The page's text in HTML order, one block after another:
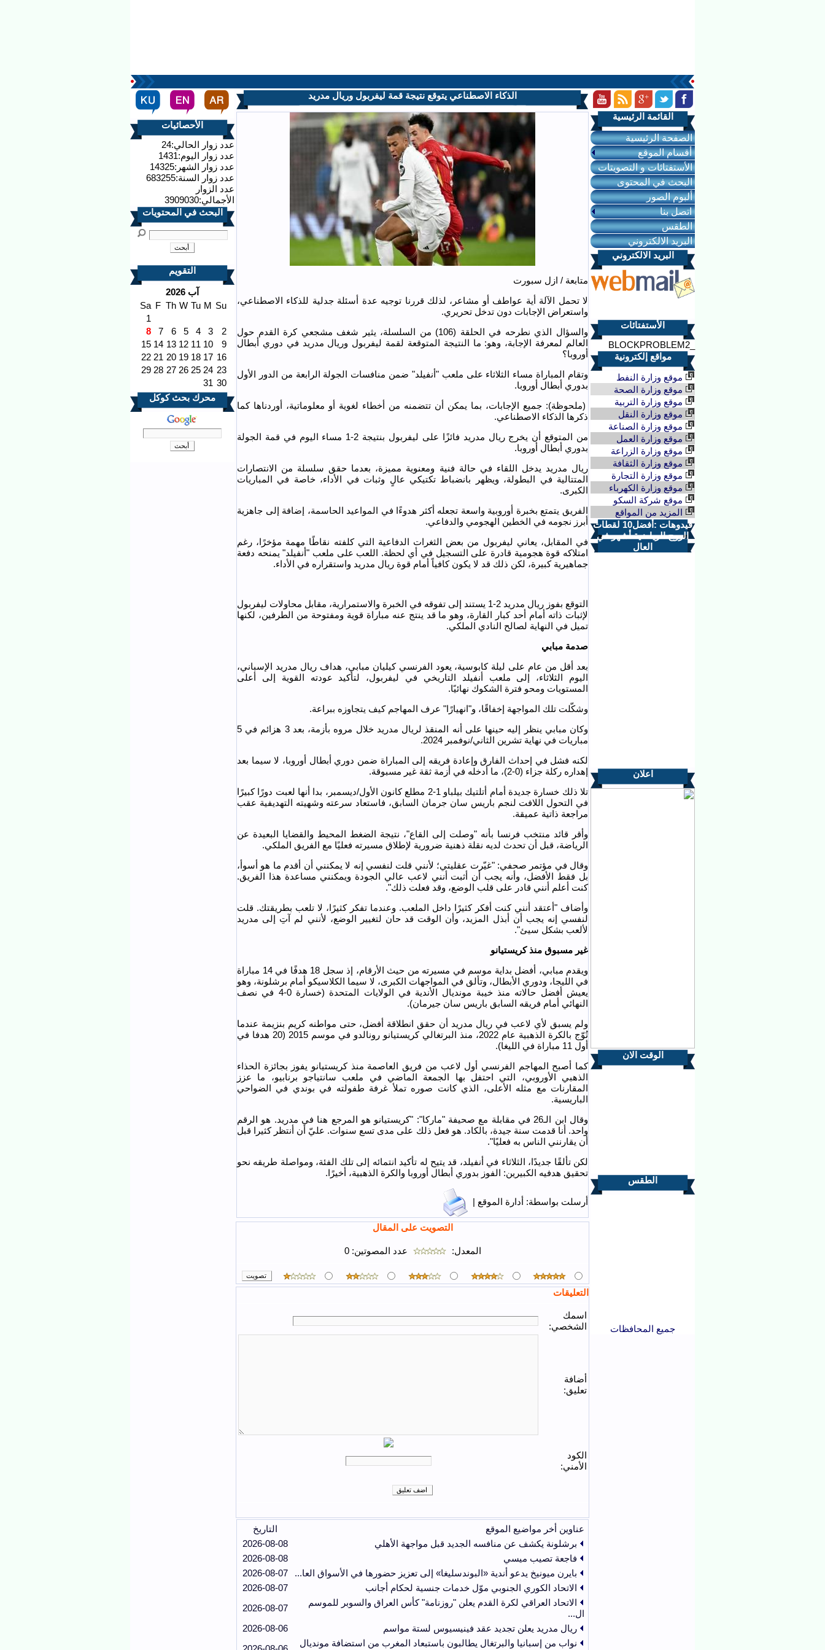
القائمة الرئيسية
الصفحة الرئيسية
أقسام الموقع
الأستفتائات و التصويتات
البحث في المحتوى
ألبوم الصور
اتصل بنا
الطقس
البريد الالكتروني
البريد الالكتروني
الأستفتائات
مواقع إلكترونية
موقع وزارة النفط
موقع وزارة الصحة
موقع وزارة التربية
موقع وزارة النقل
موقع وزارة الصناعة
موقع وزارة العمل
موقع وزارة الزراعة
موقع وزارة الثقافة
موقع وزارة التجارة
موقع وزارة الكهرباء
موقع شركة السكو
المزيد من المواقع
فيدوهات :أفضل10 لقطات
الروح الرياضية أشهر في
العال
اعلان
الوقت الان
الطقس
جميع المحافظات
الذكاء الاصطناعي يتوقع نتيجة قمة ليفربول وريال مدريد
متابعة / ازل سبورت
لا تحمل الآلة أية عواطف أو مشاعر، لذلك قررنا توجيه عدة أسئلة جدلية للذكاء الاصطناعي،
واستعراض الإجابات دون تدخل تحريري.
والسؤال الذي نطرحه في الحلقة (106) من السلسلة، يثير شغف مشجعي كرة القدم حول
العالم لمعرفة الإجابة، وهو: ما النتيجة المتوقعة لقمة ليفربول وريال مدريد في دوري أبطال
أوروبا؟
وتقام المباراة مساء الثلاثاء على ملعب "أنفيلد" ضمن منافسات الجولة الرابعة من الدور الأول
بدوري أبطال أوروبا.
(ملحوظة): جميع الإجابات، بما يمكن أن تتضمنه من أخطاء لغوية أو معلوماتية، أوردناها كما
ذكرها الذكاء الاصطناعي.
من المتوقع أن يخرج ريال مدريد فائزًا على ليفربول بنتيجة 2-1 مساء اليوم في قمة الجولة
بدوري أبطال أوروبا.
ريال مدريد يدخل اللقاء في حالة فنية ومعنوية مميزة، بعدما حقق سلسلة من الانتصارات
المتتالية في البطولة، ويظهر بانضباط تكتيكي عالٍ وثبات في الأداء، خاصة في المباريات
الكبرى.
الفريق يتمتع بخبرة أوروبية واسعة تجعله أكثر هدوءًا في المواعيد الحاسمة، إضافة إلى جاهزية
أبرز نجومه في الخطين الهجومي والدفاعي.
في المقابل، يعاني ليفربول من بعض الثغرات الدفاعية التي كلفته نقاطًا مهمة مؤخرًا، رغم
امتلاكه قوة هجومية قادرة على التسجيل في أي لحظة. اللعب على ملعب "أنفيلد" يمنحه دفعة
جماهيرية كبيرة، لكن ذلك قد لا يكون كافياً أمام قوة ريال مدريد واستقراره في الأداء.
التوقع بفوز ريال مدريد 2-1 يستند إلى تفوقه في الخبرة والاستمرارية، مقابل محاولات ليفربول
لإثبات ذاته أمام أحد كبار القارة، وهو ما قد ينتج عنه مباراة قوية ومفتوحة من الطرفين، لكنها
تميل في النهاية لصالح النادي الملكي.
صدمة مبابي
بعد أقل من عام على ليلة كابوسية، يعود الفرنسي كيليان مبابي، هداف ريال مدريد الإسباني،
اليوم الثلاثاء، إلى ملعب أنفيلد التاريخي في ليفربول، لتأكيد عودته القوية إلى أعلى
المستويات ومحو فترة الشكوك نهائيًا.
وشكّلت تلك المواجهة إخفاقًا، و"انهيارًا" عرف المهاجم كيف يتجاوزه ببراعة.
وكان مبابي ينظر إليه حينها على أنه المنقذ لريال مدريد خلال مروه بأزمة، بعد 3 هزائم في 5
مباريات في نهاية تشرين الثاني/نوفمبر 2024.
لكنه فشل في إحداث الفارق وإعادة فريقه إلى المباراة ضمن دوري أبطال أوروبا، لا سيما بعد
إهداره ركلة جزاء (0-2)، ما أدخله في أزمة ثقة غير مسبوقة.
تلا ذلك خسارة جديدة أمام أتلتيك بيلباو 1-2 مطلع كانون الأول/ديسمبر، بدا أنها لعبت دورًا كبيرًا
في التحول اللافت لنجم باريس سان جرمان السابق، فاستعاد سرعته وشهيته التهديفية عقب
مراجعة ذاتية عميقة.
وأقر قائد منتخب فرنسا بأنه "وصلت إلى القاع"، نتيجة الضغط المحيط والقضايا البعيدة عن
الرياضة، قبل أن تحدث لديه نقلة ذهنية ضرورية لإطلاق مسيرته فعليًا مع الفريق الملكي.
وقال في مؤتمر صحفي: "غيّرت عقليتي؛ لأنني قلت لنفسي إنه لا يمكنني أن أقدم ما هو أسوأ،
بل فقط الأفضل، وأنه يجب أن أثبت أنني لاعب عالي الجودة ويمكنني مساعدة هذا الفريق.
كنت أعلم أنني قادر على قلب الوضع، وقد فعلت ذلك".
وأضاف "أعتقد أنني كنت أفكر كثيرًا داخل الملعب. وعندما تفكر كثيرًا، لا تلعب بطريقتك. قلت
لنفسي إنه يجب أن أبذل المزيد، وأن الوقت قد حان لتغيير الوضع، لأنني لم آتِ إلى مدريد
لألعب بشكل سيئ".
غير مسبوق منذ كريستيانو
ويقدم مبابي، أفضل بداية موسم في مسيرته من حيث الأرقام، إذ سجل 18 هدفًا في 14 مباراة
في الليجا، ودوري الأبطال، وتألق في المواجهات الكبرى، لا سيما الكلاسيكو أمام برشلونة، وهو
يعيش أفضل حالاته منذ خيبة مونديال الأندية في الولايات المتحدة (خسارة 0-4 في نصف
النهائي أمام فريقه السابق باريس سان جيرمان).
ولم يسبق لأي لاعب في ريال مدريد أن حقق انطلاقة أفضل، حتى مواطنه كريم بنزيمة عندما
تُوّج بالكرة الذهبية عام 2022، منذ البرتغالي كريستيانو رونالدو في موسم 2015 (20 هدفا في
أول 11 مباراة في الليغا).
كما أصبح المهاجم الفرنسي أول لاعب من فريق العاصمة منذ كريستيانو يفوز بجائزة الحذاء
الذهبي الأوروبي، التي احتفل بها الجمعة الماضي في ملعب سانتياجو برنابيو، ما عزز
المقارنات مع مثله الأعلى، الذي كانت صوره تملأ غرفة طفولته في بوندي في الضواحي
الباريسية.
وقال ابن الـ26 في مقابلة مع صحيفة "ماركا": "كريستيانو هو المرجع هنا في مدريد. هو الرقم
واحد. أنا قدمت سنة جيدة، بالكاد. هو فعل ذلك على مدى تسع سنوات. عليّ أن أنتظر كثيرا قبل
أن يقارنني الناس به فعليًا".
لكن تألقًا جديدًا، الثلاثاء في أنفيلد، قد يتيح له تأكيد انتمائه إلى تلك الفئة، ومواصلة طريقه نحو
تحقيق هدفيه الكبيرين: الفوز بدوري أبطال أوروبا والكرة الذهبية، أخيرًا.
أرسلت بواسطة: أدارة الموقع |
التصويت على المقال
المعدل: عدد المصوتين: 0
التعليقات
اسمك
الشخصي:
أضافة
تعليق:
الكود
الأمني:
عناوين أخر مواضيع الموقع
التاريخ
برشلونة يكشف عن منافسه الجديد قبل مواجهة الأهلي
2026-08-08
فاجعة تصيب ميسي
2026-08-08
بايرن ميونيخ يدعو أندية «البوندسليغا» إلى تعزيز حضورها في الأسواق العا...
2026-08-07
الاتحاد الكوري الجنوبي موّل خدمات جنسية لحكام أجانب
2026-08-07
الاتحاد العراقي لكرة القدم يعلن "روزنامة" كأس العراق والسوبر للموسم
ال...
2026-08-07
ريال مدريد يعلن تجديد عقد فينيسيوس لستة مواسم
2026-08-06
نواب من إسبانيا والبرتغال يطالبون باستبعاد المغرب من استضافة مونديال
الأحصائيات
عدد زوار الحالي:24
عدد زوار اليوم:1431
عدد زوار الشهر:14325
عدد زوار السنة:683255
عدد الزوار
الأجمالي:3909030
البحث في المحتويات
التقويم
آب 2026
Su
M
Tu
W
Th
F
Sa
1
2
3
4
5
6
7
8
9
10
11
12
13
14
15
16
17
18
19
20
21
22
23
24
25
26
27
28
29
30
31
محرك بحث كوكل